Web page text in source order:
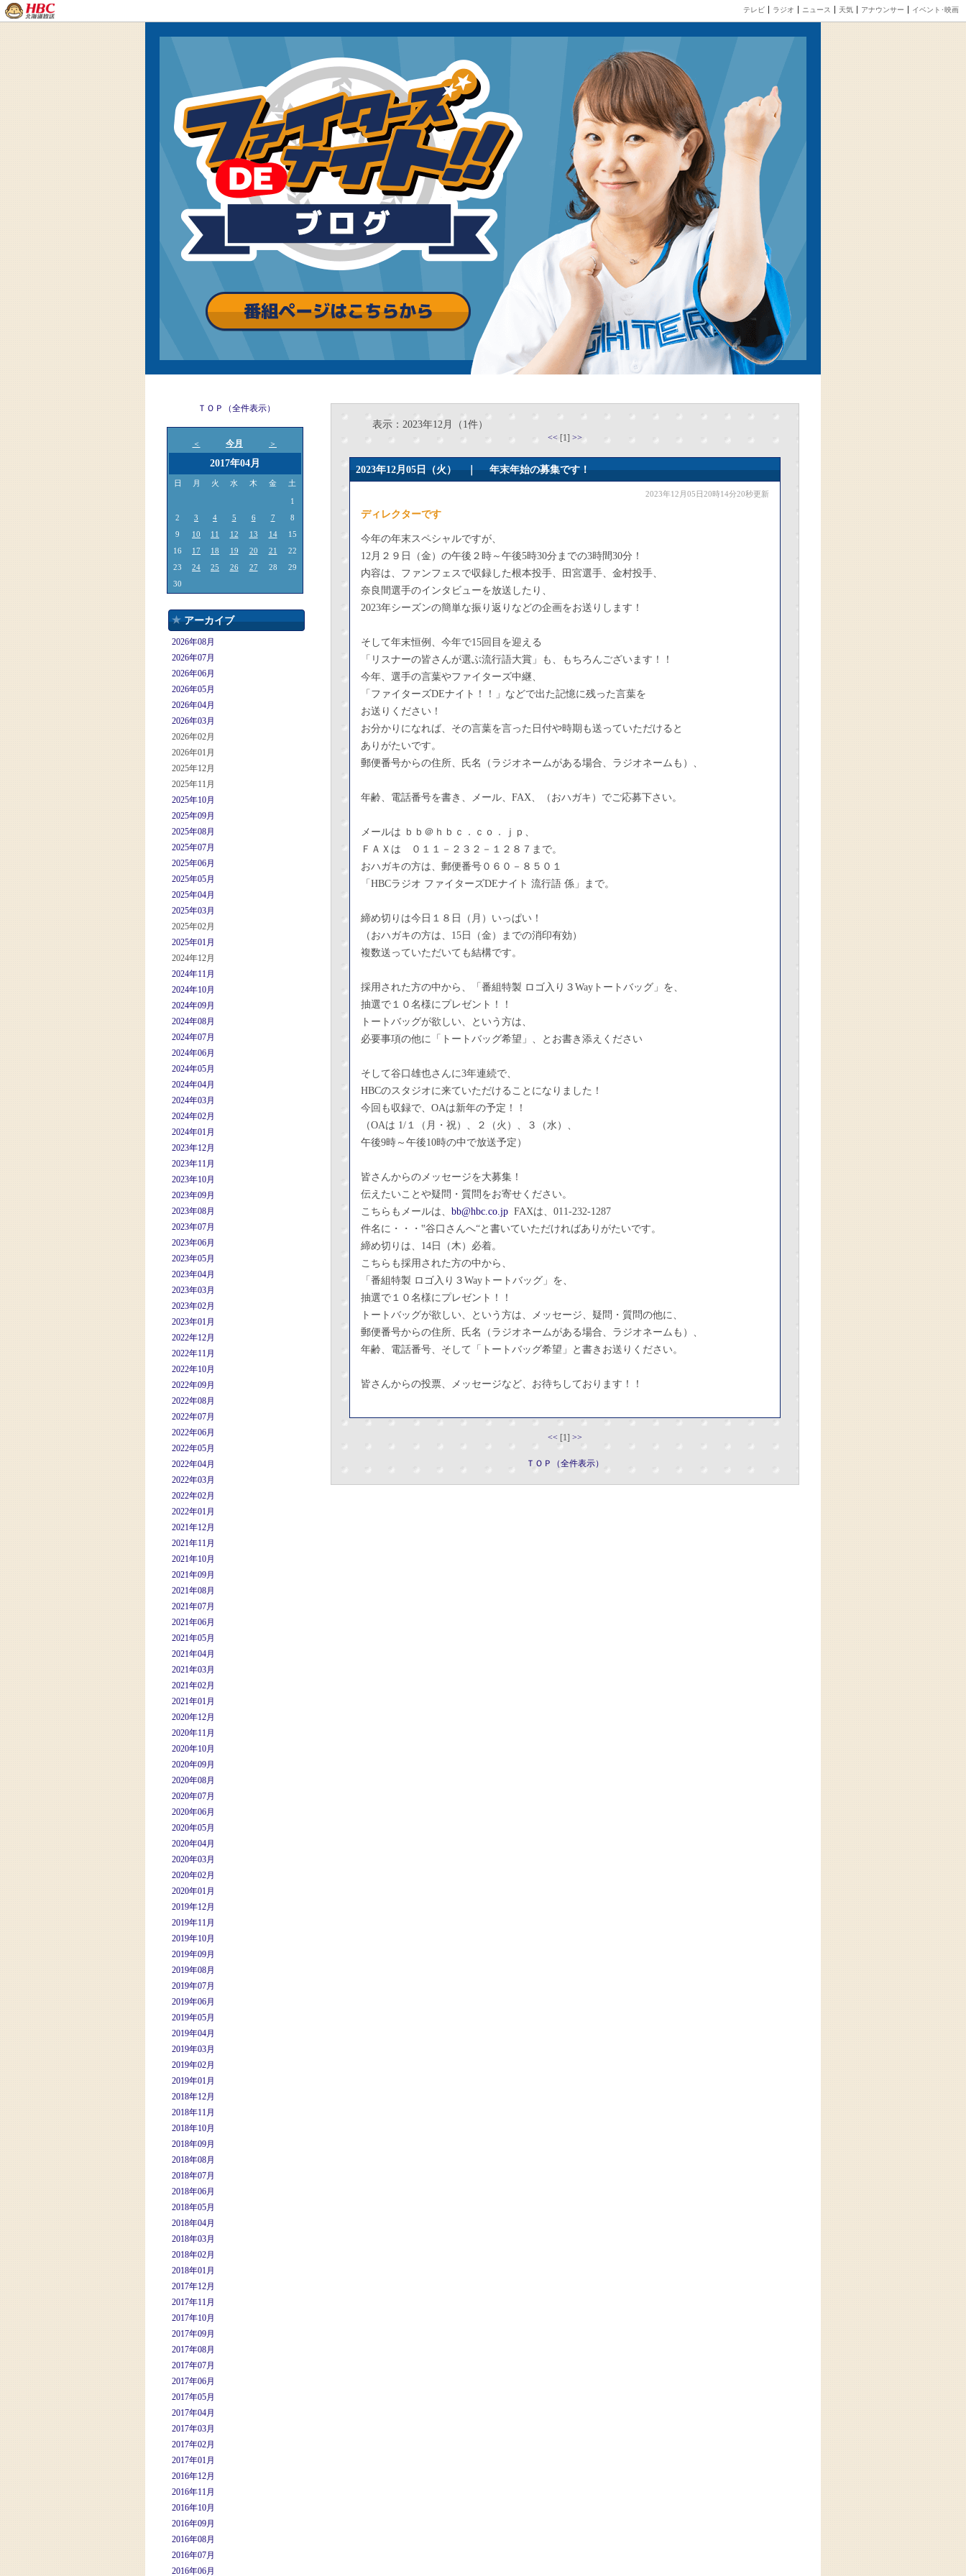
テレビ ラジオ ニュース 天気 アナウンサー イベント･映画
ＴＯＰ（全件表示）
＜ 今月 ＞
2017年04月
日 月 火 水 木 金 土
1
2
3 4 5 6 7
8
9
10 11 12 13 14
15
16
17 18 19 20 21
22
23
24 25 26 27 28
29
30
アーカイブ
2026年08月
2026年07月
2026年06月
2026年05月
2026年04月
2026年03月
2026年02月
2026年01月
2025年12月
2025年11月
2025年10月
2025年09月
2025年08月
2025年07月
2025年06月
2025年05月
2025年04月
2025年03月
2025年02月
2025年01月
2024年12月
2024年11月
2024年10月
2024年09月
2024年08月
2024年07月
2024年06月
2024年05月
2024年04月
2024年03月
2024年02月
2024年01月
2023年12月
2023年11月
2023年10月
2023年09月
2023年08月
2023年07月
2023年06月
2023年05月
2023年04月
2023年03月
2023年02月
2023年01月
2022年12月
2022年11月
2022年10月
2022年09月
2022年08月
2022年07月
2022年06月
2022年05月
2022年04月
2022年03月
2022年02月
2022年01月
2021年12月
2021年11月
2021年10月
2021年09月
2021年08月
2021年07月
2021年06月
2021年05月
2021年04月
2021年03月
2021年02月
2021年01月
2020年12月
2020年11月
2020年10月
2020年09月
2020年08月
2020年07月
2020年06月
2020年05月
2020年04月
2020年03月
2020年02月
2020年01月
2019年12月
2019年11月
2019年10月
2019年09月
2019年08月
2019年07月
2019年06月
2019年05月
2019年04月
2019年03月
2019年02月
2019年01月
2018年12月
2018年11月
2018年10月
2018年09月
2018年08月
2018年07月
2018年06月
2018年05月
2018年04月
2018年03月
2018年02月
2018年01月
2017年12月
2017年11月
2017年10月
2017年09月
2017年08月
2017年07月
2017年06月
2017年05月
2017年04月
2017年03月
2017年02月
2017年01月
2016年12月
2016年11月
2016年10月
2016年09月
2016年08月
2016年07月
2016年06月
表示：2023年12月（1件）
<< [1] >>
2023年12月05日（火） ｜年末年始の募集です！
2023年12月05日20時14分20秒更新
ディレクターです
今年の年末スペシャルですが、
12月２９日（金）の午後２時～午後5時30分までの3時間30分！
内容は、ファンフェスで収録した根本投手、田宮選手、金村投手、
奈良間選手のインタビューを放送したり、
2023年シーズンの簡単な振り返りなどの企画をお送りします！
そして年末恒例、今年で15回目を迎える
「リスナーの皆さんが選ぶ流行語大賞」も、もちろんございます！！
今年、選手の言葉やファイターズ中継、
「ファイターズDEナイト！！」などで出た記憶に残った言葉を
お送りください！
お分かりになれば、その言葉を言った日付や時期も送っていただけると
ありがたいです。
郵便番号からの住所、氏名（ラジオネームがある場合、ラジオネームも）、
年齢、電話番号を書き、メール、FAX、（おハガキ）でご応募下さい。
メールは ｂｂ＠ｈｂｃ．ｃｏ．ｊｐ、
ＦＡＸは ０１１－２３２－１２８７まで。
おハガキの方は、郵便番号０６０－８５０１
「HBCラジオ ファイターズDEナイト 流行語 係」まで。
締め切りは今日１８日（月）いっぱい！
（おハガキの方は、15日（金）までの消印有効）
複数送っていただいても結構です。
採用された方の中から、「番組特製 ロゴ入り３Wayトートバッグ」を、
抽選で１０名様にプレゼント！！
トートバッグが欲しい、という方は、
必要事項の他に「トートバッグ希望」、とお書き添えください
そして谷口雄也さんに3年連続で、
HBCのスタジオに来ていただけることになりました！
今回も収録で、OAは新年の予定！！
（OAは 1/１（月・祝）、２（火）、３（水）、
午後9時～午後10時の中で放送予定）
皆さんからのメッセージを大募集！
伝えたいことや疑問・質問をお寄せください。
こちらも メールは、 bb@hbc.co.jp FAXは、011-232-1287
件名に・・・‟谷口さんへ“と書いていただければありがたいです。
締め切りは、14日（木）必着。
こちらも採用された方の中から、
「番組特製 ロゴ入り３Wayトートバッグ」を、
抽選で１０名様にプレゼント！！
トートバッグが欲しい、という方は、メッセージ、疑問・質問の他に、
郵便番号からの住所、氏名（ラジオネームがある場合、ラジオネームも）、
年齢、電話番号、そして「トートバッグ希望」と書きお送りください。
皆さんからの投票、メッセージなど、お待ちしております！！
<< [1] >>
ＴＯＰ（全件表示）